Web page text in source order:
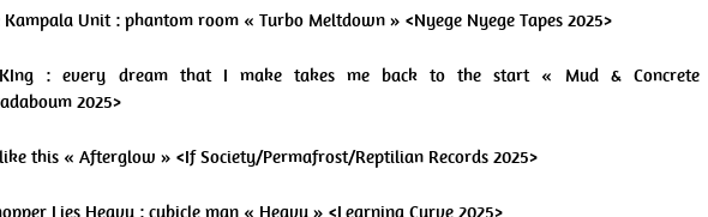
Kampala Unit : phantom room « Turbo Meltdown » <Nyege Nyege Tapes 2025>
: every dream that I make takes me back to the start « Mud & Concrete »
2025>
this « Afterglow » <If Society/Permafrost/Reptilian Records 2025>
Lies Heavy : cubicle man « Heavy » <Learning Curve 2025>